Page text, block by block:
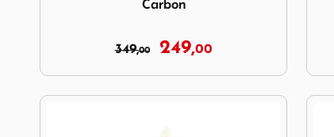
Carbon
349,00 249,00